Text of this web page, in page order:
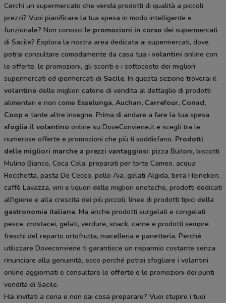
Cerchi un supermercato che venda prodotti di qualità a piccoli
prezzi? Vuoi pianificare la tua spesa in modo intelligente e
funzionale? Non conosci le promozioni in corso dei supermercati
di Sacile? Esplora la nostra area dedicata ai supermercati, dove
potrai consultare comodamente da casa tua i volantini online con
le offerte, le promozioni, gli sconti e i sottocosto dei migliori
supermercati ed ipermercati di Sacile. In questa sezione troverai il
volantino delle migliori catene di vendita al dettaglio di prodotti
alimentari e non come Esselunga, Auchan, Carrefour, Conad,
Coop e tante altre insegne. Prima di andare a fare la tua spesa
sfoglia il volantino online su DoveConviene.it e scegli tra le
numerose offerte e promozioni che più ti soddisfano. Prodotti
delle migliori marche a prezzi vantaggiosi: pizza Buitoni, biscotti
Mulino Bianco, Coca Cola, preparati per torte Cameo, acqua
Rocchetta, pasta De Cecco, pollo Aia, gelati Algida, birra Heineken,
caffè Lavazza, vini e liquori delle migliori enoteche, prodotti dedicati
all'igiene e alla crescita dei più piccoli, linee di prodotti tipici della
gastronomia italiana. Ma anche prodotti surgelati e congelati:
pesce, crostacei, gelati, verdure, snack, carne e prodotti sempre
freschi del reparto ortofrutta, macelleria e panetteria. Perché
utilizzare Doveconviene ti garantisce un risparmio costante senza
rinunciare alla genuinità, ecco perché potrai sfogliare i volantini
online aggiornati e consultare le offerte e le promozioni dei punti
vendita di Sacile.
Hai invitati a cena e non sai cosa preparare? Vuoi stupire i tuoi